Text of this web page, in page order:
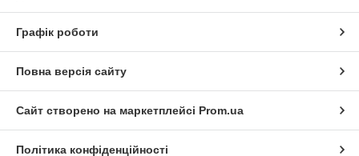
Графік роботи
Повна версія сайту
Сайт створено на маркетплейсі Prom.ua
Політика конфіденційності